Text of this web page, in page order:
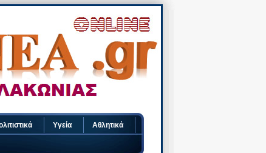
Υγεία Αθλητικά